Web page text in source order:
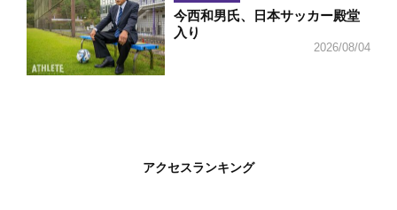
今西和男氏、日本サッカー殿堂
入り
2026/08/04
アクセスランキング